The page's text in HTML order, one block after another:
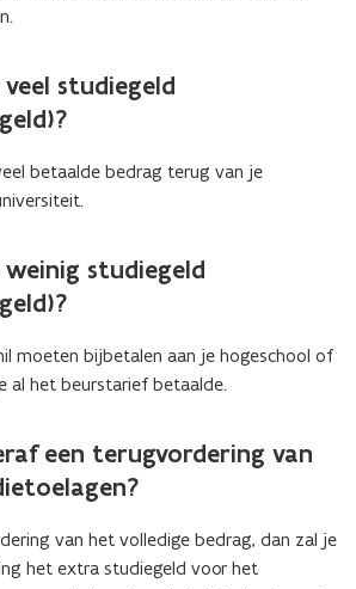
studiegeld
betaalde bedrag terug van je
studiegeld
moeten bijbetalen aan je hogeschool of
al het beurstarief betaalde.
een terugvordering van
van het volledige bedrag, dan zal je
het extra studiegeld voor het